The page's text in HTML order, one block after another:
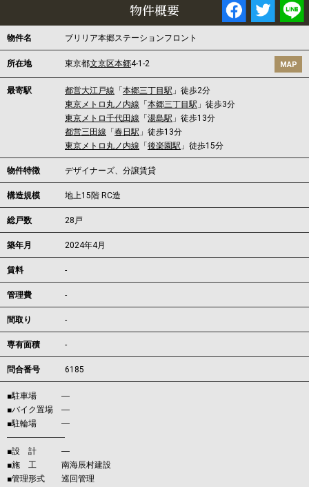
物件概要
物件名 ブリリア本郷ステーションフロント
所在地 東京都文京区本郷4-1-2 MAP
最寄駅 都営大江戸線 「 本郷三丁目駅 」徒歩2分
東京メトロ丸ノ内線 「 本郷三丁目駅 」徒歩3分
東京メトロ千代田線 「 湯島駅 」徒歩13分
都営三田線 「 春日駅 」徒歩13分
東京メトロ丸ノ内線 「 後楽園駅 」徒歩15分
物件特徴 デザイナーズ、分譲賃貸
構造規模 地上15階 RC造
総戸数 28戸
築年月 2024年4月
賃料 -
管理費 -
間取り -
専有面積 -
問合番号 6185
■駐車場 ―
■バイク置場 ―
■駐輪場 ―
―――――――
■設 計 ―
■施 工 南海辰村建設
■管理形式 巡回管理